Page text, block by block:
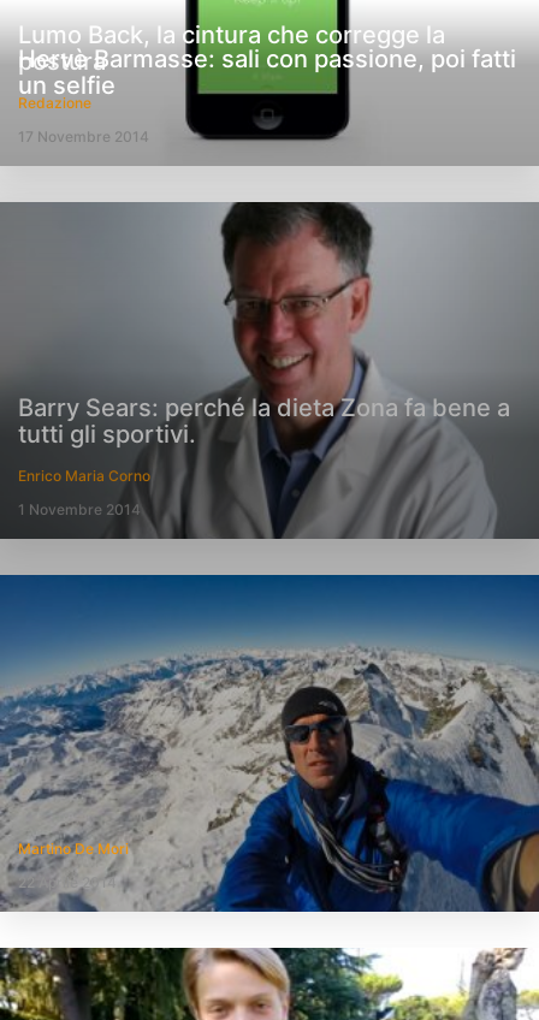
Lumo Back, la cintura che corregge la
postura
Redazione
17 Novembre 2014
Barry Sears: perché la dieta Zona fa bene a
tutti gli sportivi.
Enrico Maria Corno
1 Novembre 2014
Hervè Barmasse: sali con passione, poi fatti
un selfie
Martino De Mori
22 Aprile 2014